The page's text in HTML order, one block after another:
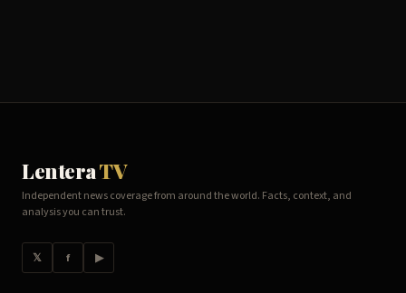
LenteraTV
Independent news coverage from around the world. Facts, context, and
analysis you can trust.
𝕏 f ▶